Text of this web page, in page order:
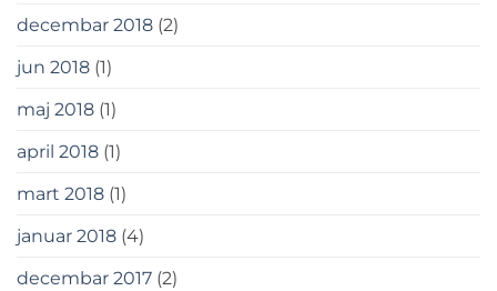
decembar 2018 (2)
jun 2018 (1)
maj 2018 (1)
april 2018 (1)
mart 2018 (1)
januar 2018 (4)
decembar 2017 (2)